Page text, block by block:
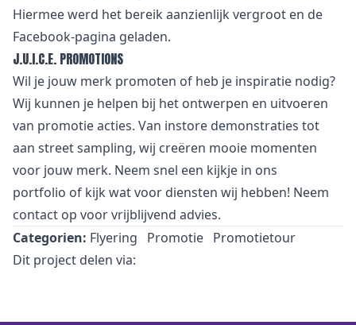
Hiermee werd het bereik aanzienlijk vergroot en de
Facebook-pagina geladen.
J.U.I.C.E. PROMOTIONS
Wil je jouw merk promoten of heb je inspiratie nodig?
Wij kunnen je helpen bij het ontwerpen en uitvoeren
van promotie acties. Van instore demonstraties tot
aan street sampling, wij creëren mooie momenten
voor jouw merk. Neem snel een kijkje in ons
portfolio of kijk wat voor diensten wij hebben! Neem
contact op voor vrijblijvend advies.
Categorien: Flyering Promotie Promotietour
Dit project delen via: